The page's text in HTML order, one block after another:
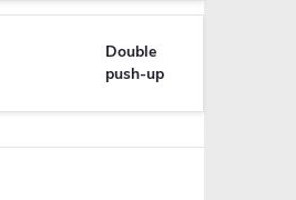
Double
push-up